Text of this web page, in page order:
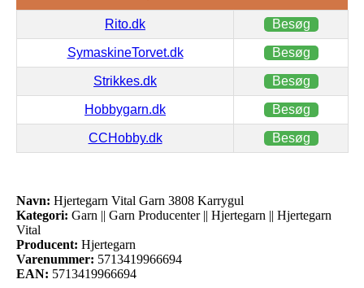
Rito.dk Besøg
SymaskineTorvet.dk Besøg
Strikkes.dk Besøg
Hobbygarn.dk Besøg
CCHobby.dk Besøg
Navn: Hjertegarn Vital Garn 3808 Karrygul
Kategori: Garn || Garn Producenter || Hjertegarn || Hjertegarn
Vital
Producent: Hjertegarn
Varenummer: 5713419966694
EAN: 5713419966694